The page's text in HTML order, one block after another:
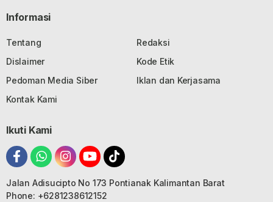
Informasi
Tentang
Redaksi
Dislaimer
Kode Etik
Pedoman Media Siber
Iklan dan Kerjasama
Kontak Kami
Ikuti Kami
Jalan Adisucipto No 173 Pontianak Kalimantan Barat
Phone: +6281238612152